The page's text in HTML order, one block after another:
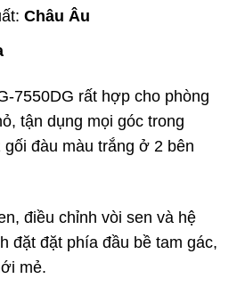
Châu Âu
7550DG rất hợp cho phòng
tận dụng mọi góc trong
đàu màu trắng ở 2 bên
điều chỉnh vòi sen và hệ
đặt đặt phía đầu bề tam gác,
mẻ.